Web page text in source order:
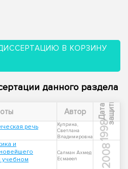
В КОРЗИНУ
данного раздела
Автор Д
а
т
а
з
а
щ
и
т ы
речь
Куприна,
Светлана
Владимировна
1998
и
учебном
Салман Ахмед
Есмаеел
2008